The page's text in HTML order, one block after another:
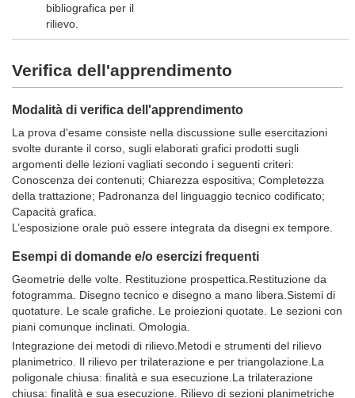
bibliografica per il
rilievo.
Verifica dell'apprendimento
Modalità di verifica dell'apprendimento
La prova d'esame consiste nella discussione sulle esercitazioni
svolte durante il corso, sugli elaborati grafici prodotti sugli
argomenti delle lezioni vagliati secondo i seguenti criteri:
Conoscenza dei contenuti; Chiarezza espositiva; Completezza
della trattazione; Padronanza del linguaggio tecnico codificato;
Capacità grafica.
L’esposizione orale può essere integrata da disegni ex tempore.
Esempi di domande e/o esercizi frequenti
Geometrie delle volte. Restituzione prospettica.Restituzione da
fotogramma. Disegno tecnico e disegno a mano libera.Sistemi di
quotature. Le scale grafiche. Le proiezioni quotate. Le sezioni con
piani comunque inclinati. Omologia.
Integrazione dei metodi di rilievo.Metodi e strumenti del rilievo
planimetrico. Il rilievo per trilaterazione e per triangolazione.La
poligonale chiusa: finalità e sua esecuzione.La trilaterazione
chiusa: finalità e sua esecuzione. Rilievo di sezioni planimetriche